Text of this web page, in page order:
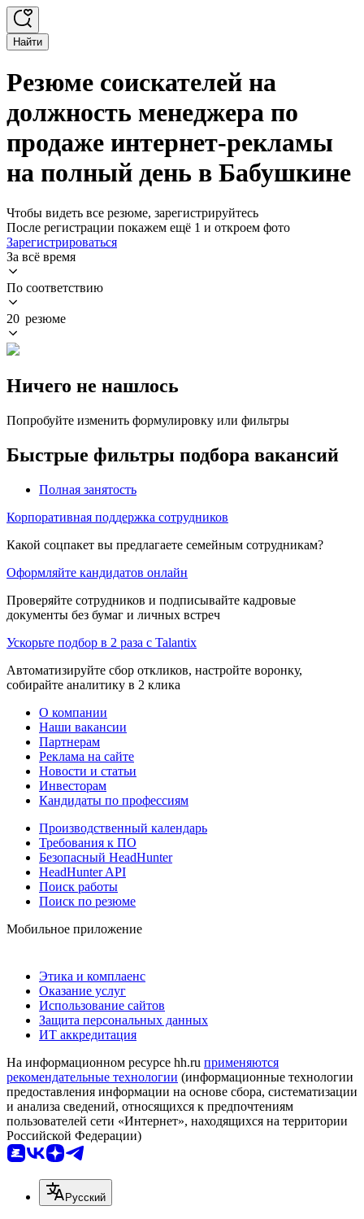
Найти
Резюме соискателей на
должность менеджера по
продаже интернет-рекламы
на полный день в Бабушкине
Чтобы видеть все резюме, зарегистрируйтесь
После регистрации покажем ещё 1 и откроем фото
Зарегистрироваться
За всё время
По соответствию
20 резюме
Ничего не нашлось
Попробуйте изменить формулировку или фильтры
Быстрые фильтры подбора вакансий
Полная занятость
Корпоративная поддержка сотрудников
Какой соцпакет вы предлагаете семейным сотрудникам?
Оформляйте кандидатов онлайн
Проверяйте сотрудников и подписывайте кадровые
документы без бумаг и личных встреч
Ускорьте подбор в 2 раза с Talantix
Автоматизируйте сбор откликов, настройте воронку,
собирайте аналитику в 2 клика
О компании
Наши вакансии
Партнерам
Реклама на сайте
Новости и статьи
Инвесторам
Кандидаты по профессиям
Производственный календарь
Требования к ПО
Безопасный HeadHunter
HeadHunter API
Поиск работы
Поиск по резюме
Мобильное приложение
Этика и комплаенс
Оказание услуг
Использование сайтов
Защита персональных данных
ИТ аккредитация
На информационном ресурсе hh.ru применяются
рекомендательные технологии (информационные технологии
предоставления информации на основе сбора, систематизации
и анализа сведений, относящихся к предпочтениям
пользователей сети «Интернет», находящихся на территории
Российской Федерации)
Русский